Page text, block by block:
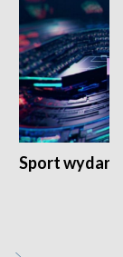
Sport